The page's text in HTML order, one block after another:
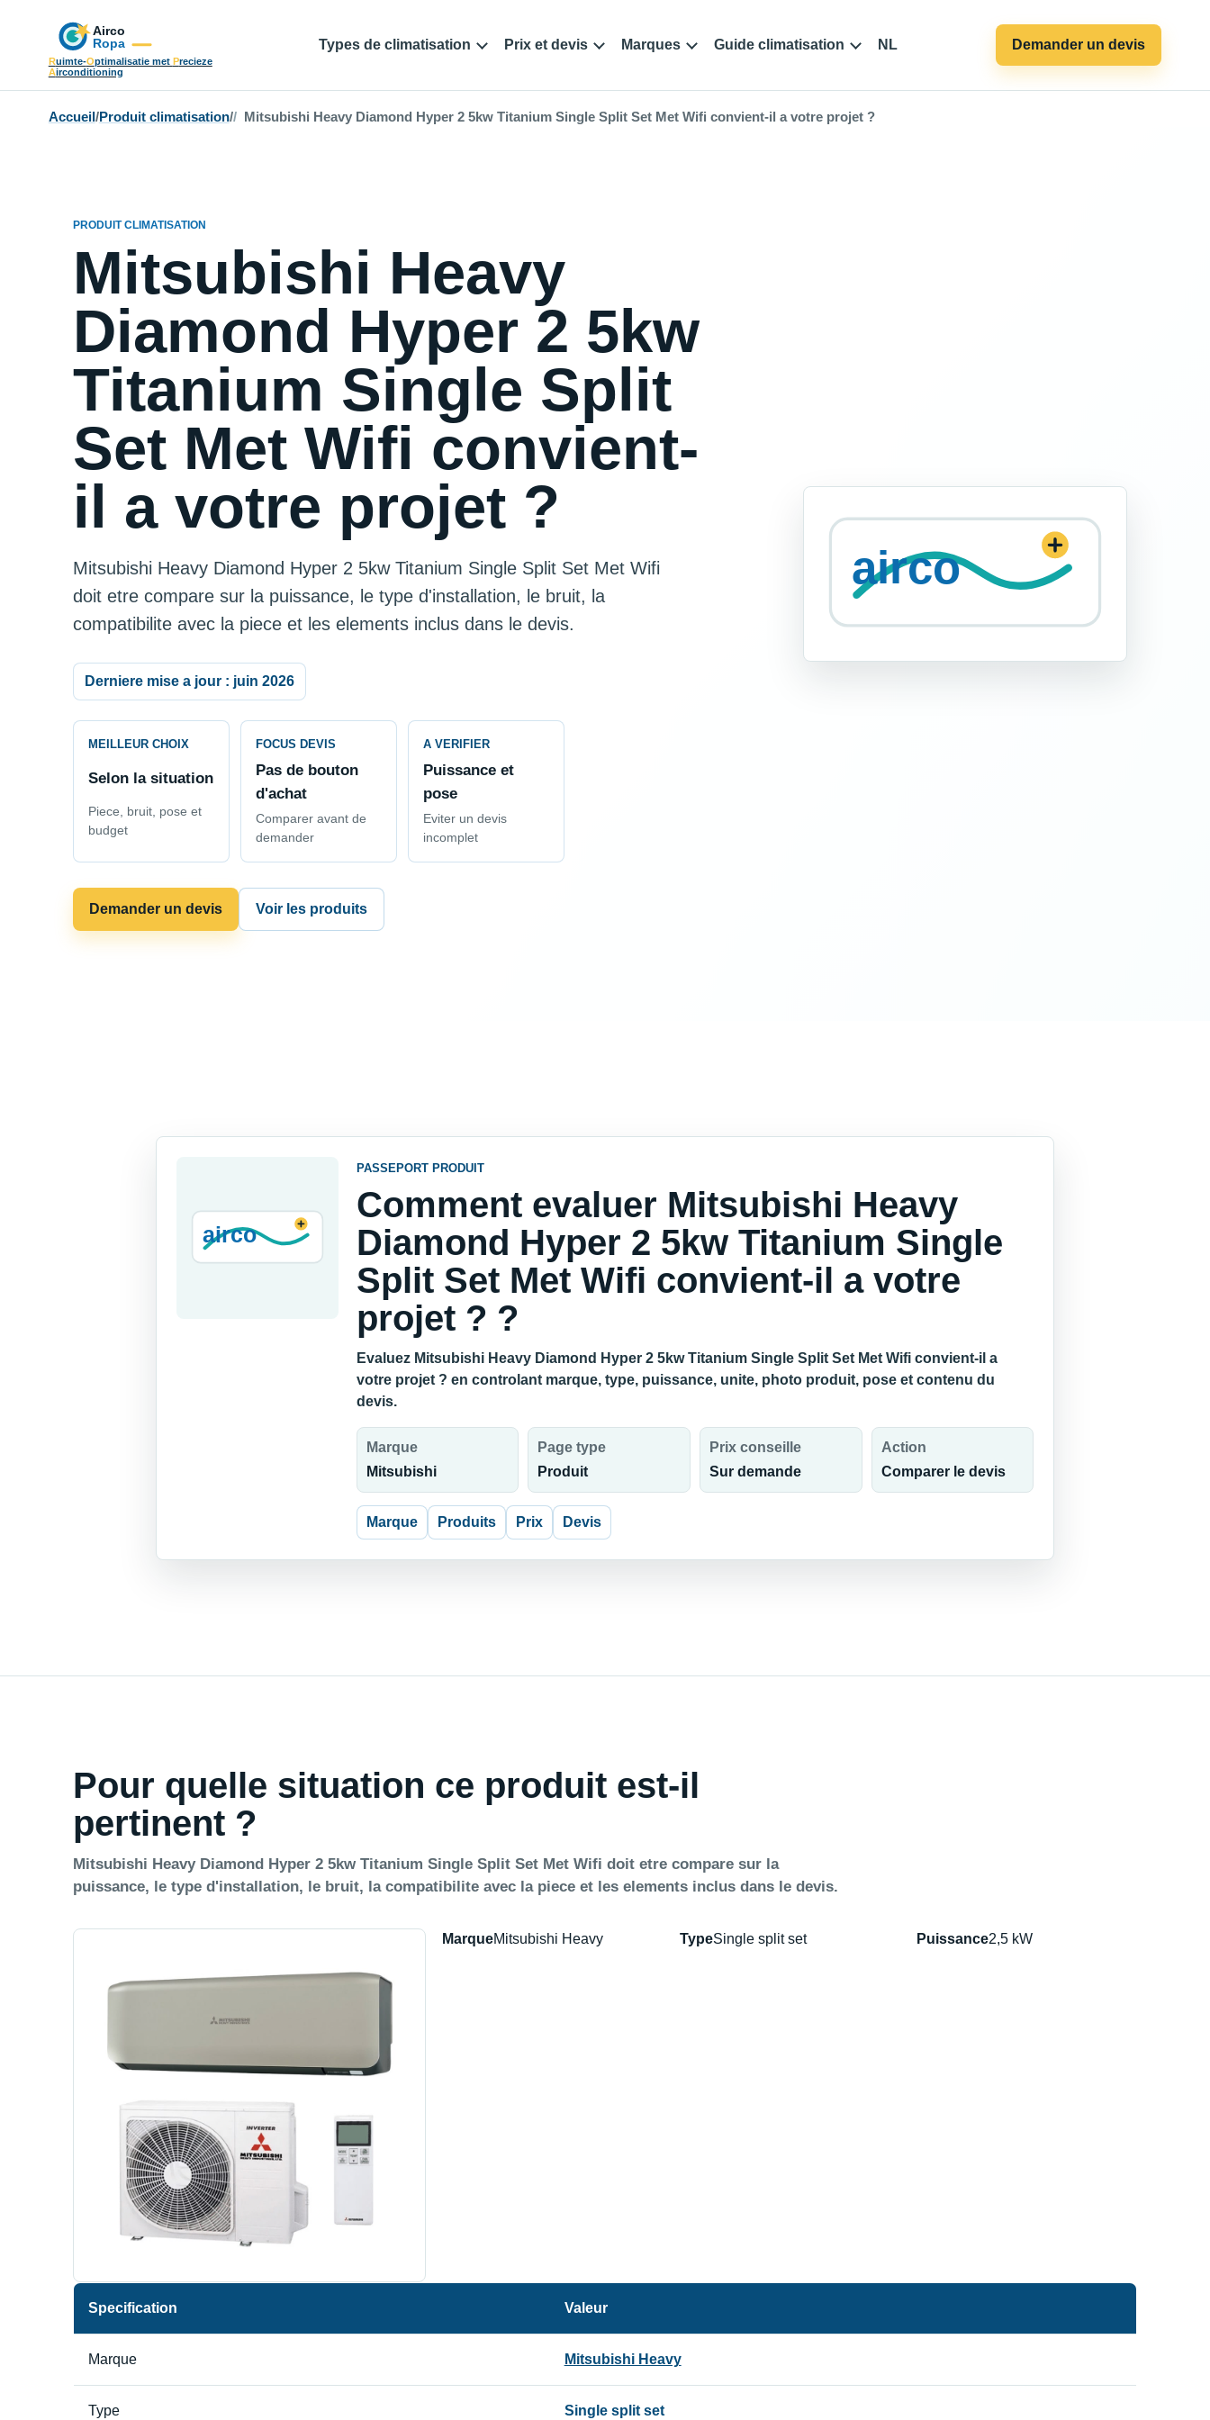
Ruimte-Optimalisatie met Precieze
Airconditioning
Types de climatisation Prix et devis Marques Guide climatisation NL Demander un devis
Accueil /Produit climatisation/ Mitsubishi Heavy Diamond Hyper 2 5kw Titanium Single Split Set Met Wifi convient-il a votre projet ?
PRODUIT CLIMATISATION
Mitsubishi Heavy
Diamond Hyper 2 5kw
Titanium Single Split
Set Met Wifi convient-
il a votre projet ?
Mitsubishi Heavy Diamond Hyper 2 5kw Titanium Single Split Set Met Wifi
doit etre compare sur la puissance, le type d'installation, le bruit, la
compatibilite avec la piece et les elements inclus dans le devis.
Derniere mise a jour : juin 2026
MEILLEUR CHOIX
Selon la situation
Piece, bruit, pose et
budget
FOCUS DEVIS
Pas de bouton
d'achat
Comparer avant de
demander
A VERIFIER
Puissance et
pose
Eviter un devis
incomplet
Demander un devis Voir les produits
PASSEPORT PRODUIT
Comment evaluer Mitsubishi Heavy
Diamond Hyper 2 5kw Titanium Single
Split Set Met Wifi convient-il a votre
projet ? ?
Evaluez Mitsubishi Heavy Diamond Hyper 2 5kw Titanium Single Split Set Met Wifi convient-il a
votre projet ? en controlant marque, type, puissance, unite, photo produit, pose et contenu du
devis.
Marque
Mitsubishi
Page type
Produit
Prix conseille
Sur demande
Action
Comparer le devis
Marque Produits Prix Devis
Pour quelle situation ce produit est-il
pertinent ?
Mitsubishi Heavy Diamond Hyper 2 5kw Titanium Single Split Set Met Wifi doit etre compare sur la
puissance, le type d'installation, le bruit, la compatibilite avec la piece et les elements inclus dans le devis.
MarqueMitsubishi Heavy TypeSingle split set Puissance2,5 kW
Specification Valeur
Marque Mitsubishi Heavy
Type Single split set